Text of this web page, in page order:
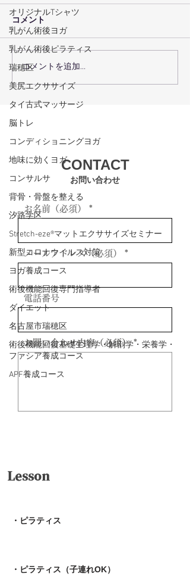
オリジナルTシャツ
乳がん術後ヨガ
乳がん術後ピラティス
瑞穂区
美尻エクササイズ
タイ古式マッサージ
脳トレ
コンディショニングヨガ
地味に効くヨガ
コンサルサ
背骨・骨盤を整える
汐路学区
Stretch-eze®マットエクササイズセミナー
新型コロナウイルス対策
ヨガ養成コース
術後機能回復専門指導者
ダイエット
名古屋市瑞穂区
術後機能回復基礎生理学・解剖学・栄養学・
ファシア養成コース
APF養成コース
術後回復プログラムで術
後回復を最大化するコー
スの選び方
コメント
コメントを追加…
お問い合わせ
CONTACT
お名前（必須）
メールアドレス（必須）
電話番号
お問い合わせ内容（必須）
Lesson
・ピラティス
・ピラティス（子連れOK）